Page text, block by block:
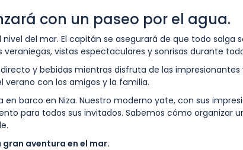
con un paseo por el agua.
del mar. El capitán se asegurará de que todo salga
vistas espectaculares y sonrisas durante
y bebidas mientras disfruta de las impresionantes
verano con los amigos y la familia.
barco en Niza. Nuestro moderno yate, con sus
para todos sus invitados. Sabemos cómo organizar
aventura en el mar.